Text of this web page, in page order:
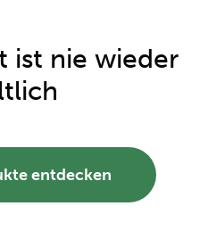
ist nie wieder
entdecken